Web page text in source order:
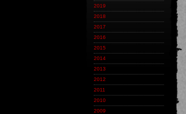
2019
2018
2017
2016
2015
2014
2013
2012
2011
2010
2009